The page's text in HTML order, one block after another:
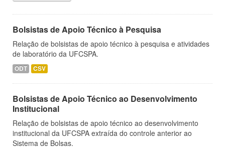
Bolsistas de Apoio Técnico à Pesquisa
Relação de bolsistas de apoio técnico à pesquisa e atividades
de laboratório da UFCSPA.
ODT CSV
Bolsistas de Apoio Técnico ao Desenvolvimento
Institucional
Relação de bolsistas de apoio técnico ao desenvolvimento
institucional da UFCSPA extraída do controle anterior ao
Sistema de Bolsas.